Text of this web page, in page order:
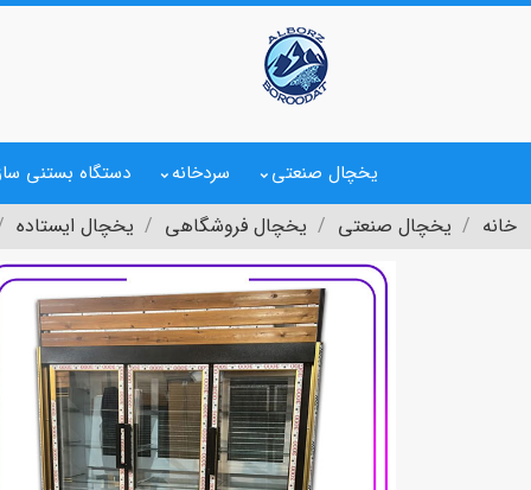
یخچال صنعتی سردخانه دستگاه بستنی
خانه یخچال صنعتی یخچال فروشگاهی یخچال ایستاده